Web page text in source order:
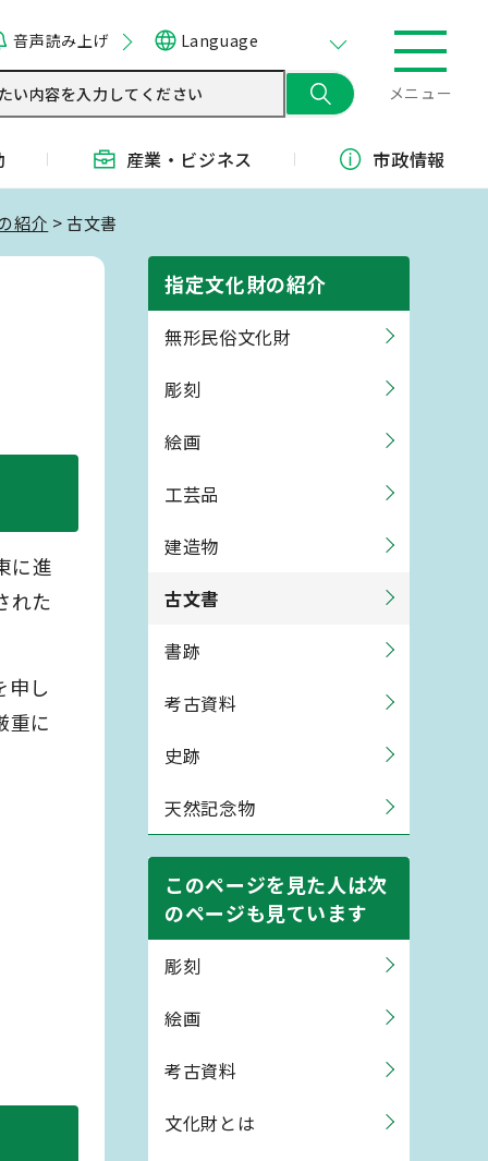
音声読み上げ Language
メニュー
産業・ ビジネス 市政情報
紹介 > 古文書
に進
れた
申し
重に
指定文化財の紹介
無形民俗文化財
彫刻
絵画
工芸品
建造物
古文書
書跡
考古資料
史跡
天然記念物
このページを見た人は次
のページも見ています
彫刻
絵画
考古資料
文化財とは